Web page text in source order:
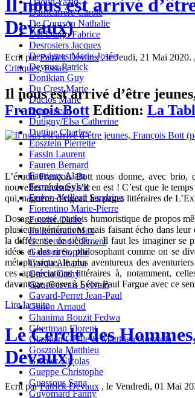
Darricarrère Carole
De Courson Nathalie
Del Dingo Fabrice
Desrosiers Jacques
Desvignes Marie-Josée
Devaux Patrick
Donikian Guy
Du Crest Marie
Duclos Marie
Durry Jean
Dutigny/Elsa Catherine
Duttine Charles
Epsztein Pierrette
Fassin Laurent
Fauren Bernard
Faurieux Alain
Ferrando Sylvie
Ferron-Veillard Sandrine
Fiorentino Marie-Pierre
Fourier Claire
Fullenbaum Max
G_ Second Clément
Galabru Sophie
Garcia Alhama
Garcia Cathy
Gau-Gervais Sylvain
Gavard-Perret Jean-Paul
Genon Arnaud
Ghanima Bouzit Fedwa
Ghertman Florent
Glasman Cécile & Matthieu Gosztola
Gosztola Matthieu
Grenier Nicolas
Gueppe Christophe
Guessous Sana
Guyomard Fanny
Il nous est arrivé
Devaux)
Ecrit parPatrick Devaux, le Jeudi, 21 Mai 2020.
Critiques,Essais
Il nous est arrivé d’être
François Bott Edition: La
L’érudit François Bott nous donne, avec brio,
nouvelles récentes s’il en est ! C’est que le
qui, naguère, dirigeait les pages littéraires de
Dosage corsé, parfois humoristique de propos
plusieurs générations mais faisant écho dans
la différence de siècle… Il faut les imaginer se
idées et des rires, philosophant comme on se
métaphysique, le plus aventureux des
ces appréciations littéraires à, notamment,
davantage penser à Léon-Paul Fargue avec ce
Lire la suite
Le Cercle des
Devaux)
Ecrit parPatrick Devaux , le Vendredi, 01 Mai